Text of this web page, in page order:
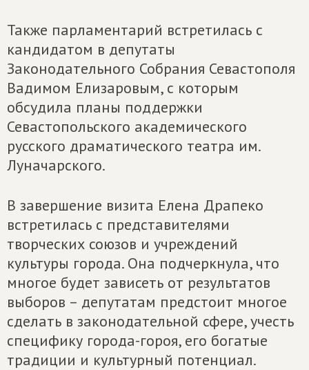
Также парламентарий встретилась с
кандидатом в депутаты
Законодательного Собрания Севастополя
Вадимом Елизаровым, с которым
обсудила планы поддержки
Севастопольского академического
русского драматического театра им.
Луначарского.
В завершение визита Елена Драпеко
встретилась с представителями
творческих союзов и учреждений
культуры города. Она подчеркнула, что
многое будет зависеть от результатов
выборов – депутатам предстоит многое
сделать в законодательной сфере, учесть
специфику города-гороя, его богатые
традиции и культурный потенциал.